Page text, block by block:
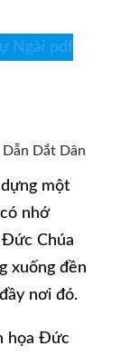
Ngài pdf
Dắt Dân
một
nhớ
Chúa
xuống đền
nơi đó.
họa Đức